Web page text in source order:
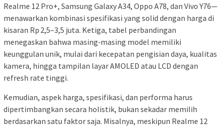
Realme 12 Pro+, Samsung Galaxy A34, Oppo A78, dan Vivo Y76—
menawarkan kombinasi spesifikasi yang solid dengan harga di
kisaran Rp 2,5–3,5 juta. Ketiga, tabel perbandingan
menegaskan bahwa masing‑masing model memiliki
keunggulan unik, mulai dari kecepatan pengisian daya, kualitas
kamera, hingga tampilan layar AMOLED atau LCD dengan
refresh rate tinggi.
Kemudian, aspek harga, spesifikasi, dan performa harus
dipertimbangkan secara holistik, bukan sekadar memilih
berdasarkan satu faktor saja. Misalnya, meskipun Realme 12